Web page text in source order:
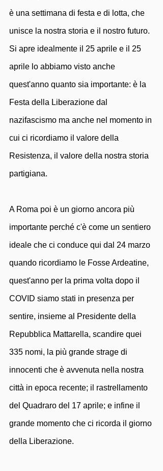
è una settimana di festa e di lotta, che
unisce la nostra storia e il nostro futuro.
Si apre idealmente il 25 aprile e il 25
aprile lo abbiamo visto anche
quest'anno quanto sia importante: è la
Festa della Liberazione dal
nazifascismo ma anche nel momento in
cui ci ricordiamo il valore della
Resistenza, il valore della nostra storia
partigiana.
A Roma poi è un giorno ancora più
importante perché c'è come un sentiero
ideale che ci conduce qui dal 24 marzo
quando ricordiamo le Fosse Ardeatine,
quest'anno per la prima volta dopo il
COVID siamo stati in presenza per
sentire, insieme al Presidente della
Repubblica Mattarella, scandire quei
335 nomi, la più grande strage di
innocenti che è avvenuta nella nostra
città in epoca recente; il rastrellamento
del Quadraro del 17 aprile; e infine il
grande momento che ci ricorda il giorno
della Liberazione.